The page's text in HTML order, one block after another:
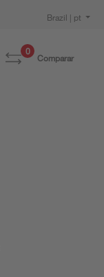
Brazil | pt
0
Comparar